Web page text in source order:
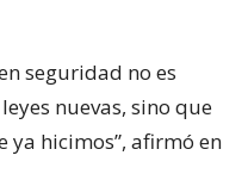
seguridad no es
nuevas, sino que
ya hicimos”, afirmó en